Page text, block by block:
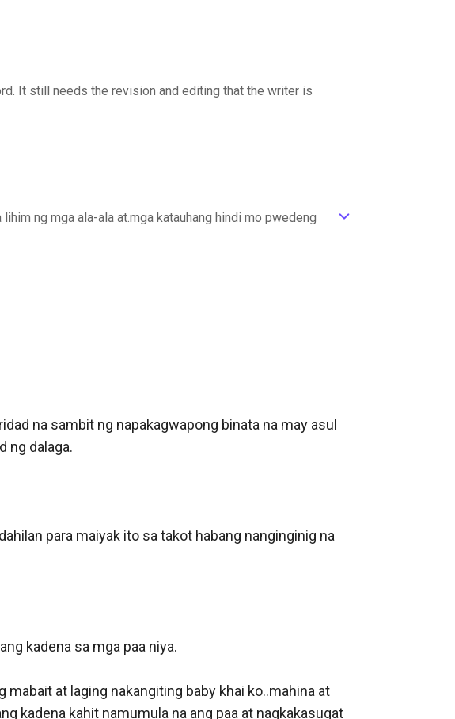
It still needs the revision and editing that the writer is
ng mga ala-ala at.mga katauhang hindi mo pwedeng
ic_default
na sambit ng napakagwapong binata na may asul
ng dalaga.
para maiyak ito sa takot habang nanginginig na
kadena sa mga paa niya.
mabait at laging nakangiting baby khai ko..mahina at
kadena kahit namumula na ang paa at nagkakasugat